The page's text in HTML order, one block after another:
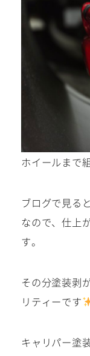
ホイールまで
ブログで見る
なので、仕上
す。
その分塗装剥
リティーです
キャリパー塗